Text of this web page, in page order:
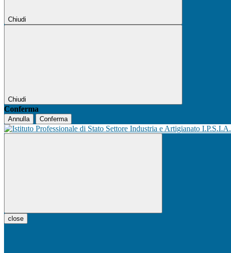
Chiudi
Chiudi
Conferma
Annulla Conferma
I.P.S.I.A.
close